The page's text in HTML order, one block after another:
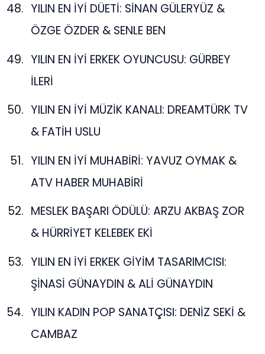
YILIN EN İYİ DÜETİ: SİNAN GÜLERYÜZ &
ÖZGE ÖZDER & SENLE BEN
YILIN EN İYİ ERKEK OYUNCUSU: GÜRBEY
İLERİ
YILIN EN İYİ MÜZİK KANALI: DREAMTÜRK TV
& FATİH USLU
YILIN EN İYİ MUHABİRİ: YAVUZ OYMAK &
ATV HABER MUHABİRİ
MESLEK BAŞARI ÖDÜLÜ: ARZU AKBAŞ ZOR
& HÜRRİYET KELEBEK EKİ
YILIN EN İYİ ERKEK GİYİM TASARIMCISI:
ŞİNASİ GÜNAYDIN & ALİ GÜNAYDIN
YILIN KADIN POP SANATÇISI: DENİZ SEKİ &
CAMBAZ